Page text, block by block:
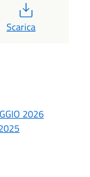
Scarica
2026